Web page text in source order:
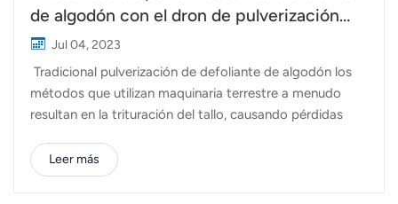
de algodón con el dron de pulverización
Topxgun FP400
Jul 04, 2023
Tradicional pulverización de defoliante de algodón los
métodos que utilizan maquinaria terrestre a menudo
resultan en la trituración del tallo, causando pérdidas
de algodón durante todo el año. Sin embargo, el uso de
vehículos aéreos no tripulados (UAV) para la
Leer más